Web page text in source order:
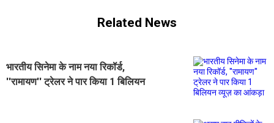
Related News
भारतीय सिनेमा के नाम नया रिकॉर्ड,
''रामायण'' ट्रेलर ने पार किया 1 बिलियन